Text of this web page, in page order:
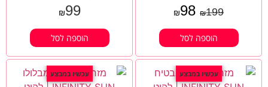
₪199
₪98
הוספה לסל
₪99
הוספה לסל
עכשיו במבצע עכשיו במבצע